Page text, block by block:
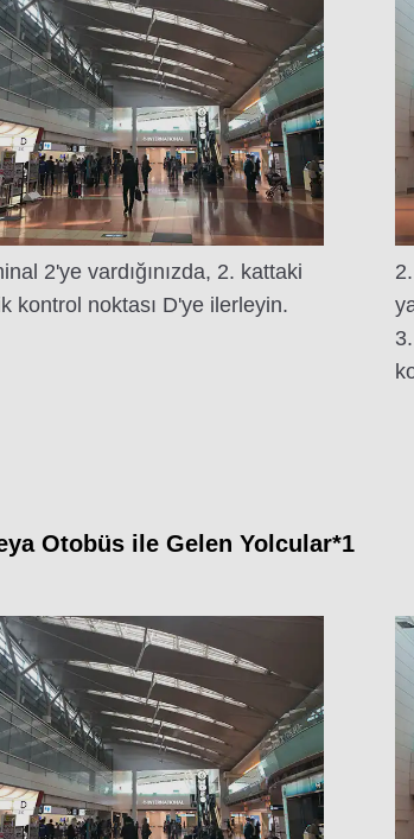
2'ye vardığınızda, 2. kattaki
kontrol noktası D'ye ilerleyin.
Otobüs ile Gelen Yolcular*1